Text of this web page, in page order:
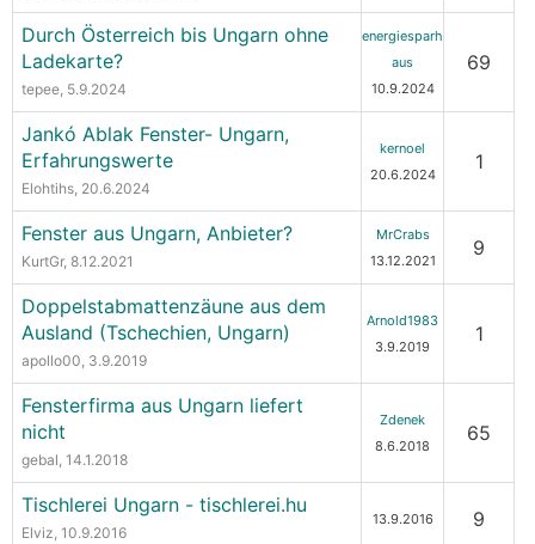
Durch Österreich bis Ungarn ohne
Ladekarte?
tepee, 5.9.2024
energiesparh
aus
10.9.2024
69
Jankó Ablak Fenster- Ungarn,
Erfahrungswerte
Elohtihs, 20.6.2024
kernoel
20.6.2024
1
Fenster aus Ungarn, Anbieter?
KurtGr, 8.12.2021
MrCrabs
13.12.2021
9
Doppelstabmattenzäune aus dem
Ausland (Tschechien, Ungarn)
apollo00, 3.9.2019
Arnold1983
3.9.2019
1
Fensterfirma aus Ungarn liefert
nicht
gebal, 14.1.2018
Zdenek
8.6.2018
65
Tischlerei Ungarn - tischlerei.hu
Elviz, 10.9.2016
13.9.2016 9